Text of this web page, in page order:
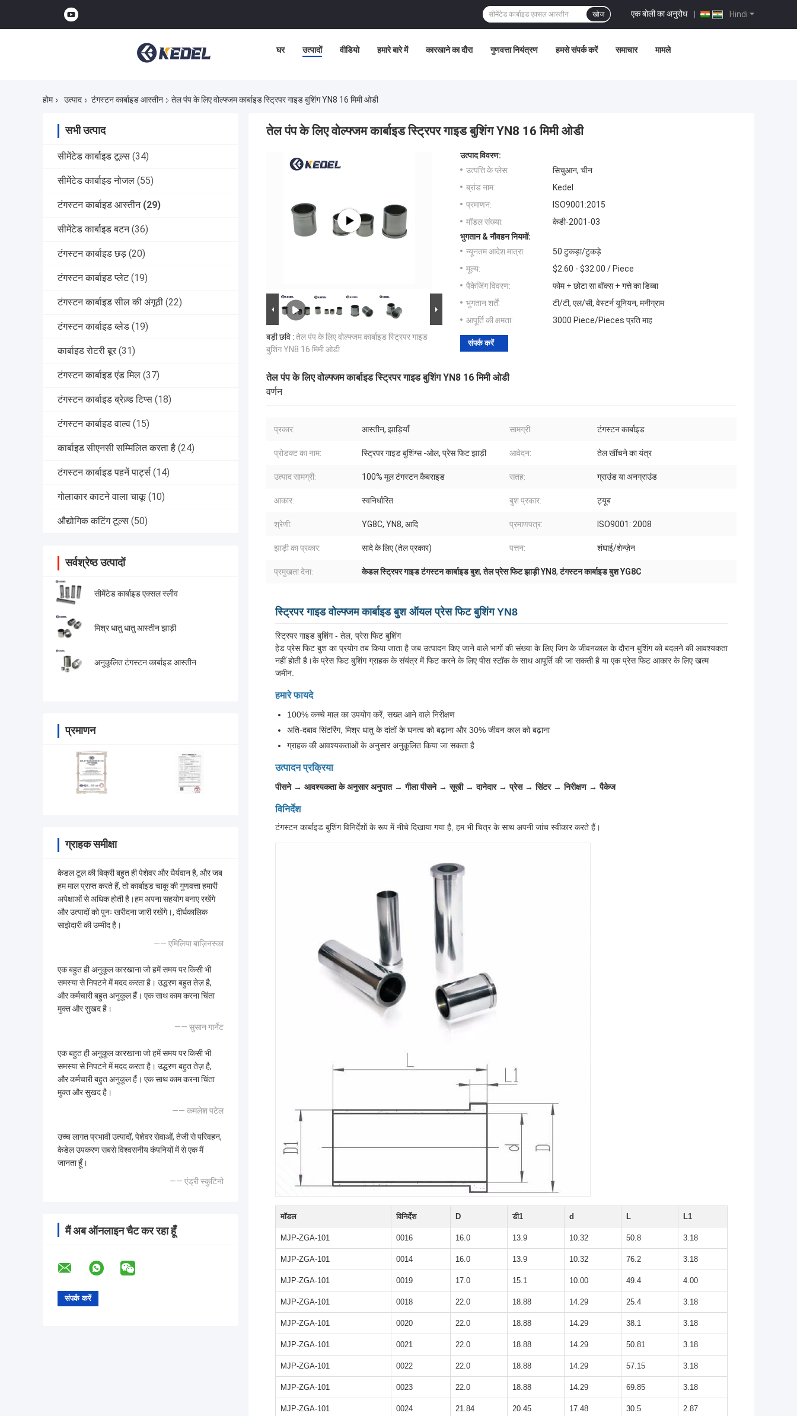
Hindi
एक बोली का अनुरोध |
खोज
घर उत्पादों वीडियो हमारे बारे में कारखाने का दौरा गुणवत्ता नियंत्रण हमसे संपर्क करें समाचार मामले
होम उत्पाद टंगस्टन कार्बाइड आस्तीन तेल पंप के लिए वोल्फ्जम कार्बाइड स्ट्रिपर गाइड बुशिंग YN8 16 मिमी ओडी
सभी उत्पाद
सीमेंटेड कार्बाइड टूल्स (34)
सीमेंटेड कार्बाइड नोजल (55)
टंगस्टन कार्बाइड आस्तीन (29)
सीमेंटेड कार्बाइड बटन (36)
टंगस्टन कार्बाइड छड़ (20)
टंगस्टन कार्बाइड प्लेट (19)
टंगस्टन कार्बाइड सील की अंगूठी (22)
टंगस्टन कार्बाइड ब्लेड (19)
कार्बाइड रोटरी बूर (31)
टंगस्टन कार्बाइड एंड मिल (37)
टंगस्टन कार्बाइड ब्रेज़्ड टिप्स (18)
टंगस्टन कार्बाइड वाल्व (15)
कार्बाइड सीएनसी सम्मिलित करता है (24)
टंगस्टन कार्बाइड पहनें पार्ट्स (14)
गोलाकार काटने वाला चाकू (10)
औद्योगिक कटिंग टूल्स (50)
सर्वश्रेष्ठ उत्पादों
सीमेंटेड कार्बाइड एक्सल स्लीव
मिश्र धातु धातु आस्तीन झाड़ी
अनुकूलित टंगस्टन कार्बाइड आस्तीन
प्रमाणन
ग्राहक समीक्षा
केडल टूल की बिक्री बहुत ही पेशेवर और धैर्यवान है, और जब
हम माल प्राप्त करते हैं, तो कार्बाइड चाकू की गुणवत्ता हमारी
अपेक्षाओं से अधिक होती है।हम अपना सहयोग बनाए रखेंगे
और उत्पादों को पुनः खरीदना जारी रखेंगे।, दीर्घकालिक
साझेदारी की उम्मीद है।
—— एमिलिया बाज़िनस्का
एक बहुत ही अनुकूल कारखाना जो हमें समय पर किसी भी
समस्या से निपटने में मदद करता है। उद्धरण बहुत तेज़ है,
और कर्मचारी बहुत अनुकूल हैं। एक साथ काम करना चिंता
मुक्त और सुखद है।
—— सुसान गार्नेट
एक बहुत ही अनुकूल कारखाना जो हमें समय पर किसी भी
समस्या से निपटने में मदद करता है। उद्धरण बहुत तेज़ है,
और कर्मचारी बहुत अनुकूल हैं। एक साथ काम करना चिंता
मुक्त और सुखद है।
—— कमलेश पटेल
उच्च लागत प्रभावी उत्पादों, पेशेवर सेवाओं, तेजी से परिवहन,
केडेल उपकरण सबसे विश्वसनीय कंपनियों में से एक मैं
जानता हूँ।
—— एंड्री स्कुटिनो
मैं अब ऑनलाइन चैट कर रहा हूँ
तेल पंप के लिए वोल्फ्जम कार्बाइड स्ट्रिपर गाइड बुशिंग YN8 16 मिमी ओडी
बड़ी छवि : तेल पंप के लिए वोल्फ्जम कार्बाइड स्ट्रिपर गाइड
बुशिंग YN8 16 मिमी ओडी
उत्पाद विवरण:
उत्पत्ति के प्लेस:
सिचुआन, चीन
ब्रांड नाम:
Kedel
प्रमाणन:
ISO9001:2015
मॉडल संख्या:
केडी-2001-03
भुगतान & नौवहन नियमों:
न्यूनतम आदेश मात्रा:
50 टुकड़ा/टुकड़े
मूल्य:
$2.60 - $32.00 / Piece
पैकेजिंग विवरण:
फोम + छोटा सा बॉक्स + गत्ते का डिब्बा
भुगतान शर्तें:
टी/टी, एल/सी, वेस्टर्न यूनियन, मनीग्राम
आपूर्ति की क्षमता:
3000 Piece/Pieces प्रति माह
संपर्क करें
तेल पंप के लिए वोल्फ्जम कार्बाइड स्ट्रिपर गाइड बुशिंग YN8 16 मिमी ओडी
वर्णन
प्रकार: आस्तीन, झाड़ियाँ सामग्री: टंगस्टन कार्बाइड
प्रोडक्ट का नाम: स्ट्रिपर गाइड बुशिंग्स -ओल, प्रेस फिट झाड़ी आवेदन: तेल खींचने का यंत्र
उत्पाद सामग्री: 100% मूल टंगस्टन कैबराइड सतह: ग्राउंड या अनग्राउंड
आकार: स्वनिर्धारित बुश प्रकार: ट्यूब
श्रेणी: YG8C, YN8, आदि प्रमाणपत्र: ISO9001: 2008
झाड़ी का प्रकार: सादे के लिए (तेल प्रकार) पत्तन: शंघाई/शेन्ज़ेन
प्रमुखता देना: केडल स्ट्रिपर गाइड टंगस्टन कार्बाइड बुश,तेल प्रेस फिट झाड़ी YN8,टंगस्टन कार्बाइड बुश YG8C
स्ट्रिपर गाइड वोल्फ्जम कार्बाइड बुश ऑयल प्रेस फिट बुशिंग YN8
स्ट्रिपर गाइड बुशिंग - तेल, प्रेस फिट बुशिंग
हेड प्रेस फिट बुश का प्रयोग तब किया जाता है जब उत्पादन किए जाने वाले भागों की संख्या के लिए जिग के जीवनकाल के दौरान बुशिंग को बदलने की आवश्यकता
नहीं होती है।के प्रेस फिट बुशिंग ग्राहक के संयंत्र में फिट करने के लिए पीस स्टॉक के साथ आपूर्ति की जा सकती है या एक प्रेस फिट आकार के लिए खत्म
जमीन.
हमारे फायदे
100% कच्चे माल का उपयोग करें, सख्त आने वाले निरीक्षण
अति-दबाव सिंटरिंग, मिश्र धातु के दांतों के घनत्व को बढ़ाना और 30% जीवन काल को बढ़ाना
ग्राहक की आवश्यकताओं के अनुसार अनुकूलित किया जा सकता है
उत्पादन प्रक्रिया
पीसने → आवश्यकता के अनुसार अनुपात → गीला पीसने → सूखी → दानेदार → प्रेस → सिंटर → निरीक्षण → पैकेज
विनिर्देश
टंगस्टन कार्बाइड बुशिंग विनिर्देशों के रूप में नीचे दिखाया गया है, हम भी चित्र के साथ अपनी जांच स्वीकार करते हैं।
मॉडल विनिर्देश D डी1 d L L1
MJP-ZGA-101 0016 16.0 13.9 10.32 50.8 3.18
MJP-ZGA-101 0014 16.0 13.9 10.32 76.2 3.18
MJP-ZGA-101 0019 17.0 15.1 10.00 49.4 4.00
MJP-ZGA-101 0018 22.0 18.88 14.29 25.4 3.18
MJP-ZGA-101 0020 22.0 18.88 14.29 38.1 3.18
MJP-ZGA-101 0021 22.0 18.88 14.29 50.81 3.18
MJP-ZGA-101 0022 22.0 18.88 14.29 57.15 3.18
MJP-ZGA-101 0023 22.0 18.88 14.29 69.85 3.18
MJP-ZGA-101 0024 21.84 20.45 17.48 30.5 2.87